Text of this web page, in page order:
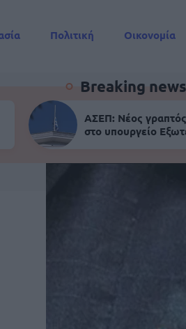
Πολιτική Οικονομία
Breaking news
ΑΣΕΠ: Νέος
στο υπουργείο